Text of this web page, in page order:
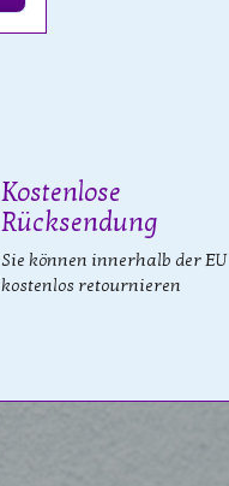
Kostenlose
Rücksendung
Sie können innerhalb der EU
kostenlos retournieren